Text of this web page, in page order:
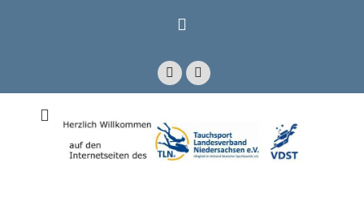
FacebookE-
Mail
Tauchsport
Landesverband